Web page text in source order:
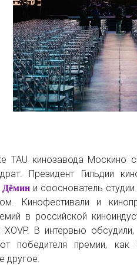
TAU кинозавода Москино
Президент Гильдии
Дёмини сооснователь
Кинофестивали и
в российской
XOVP. В интервью
премии, как
другое.